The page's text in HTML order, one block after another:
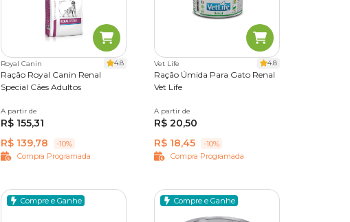
Royal Canin 4.8
Ração Royal Canin Renal
Special Cães Adultos
2kg
A partir de
R$ 155,31
R$ 139,78
-10%
Compra Programada
Vet Life 4.8
Ração Úmida Para Gato Renal
Vet Life
85 g
A partir de
R$ 20,50
R$ 18,45
-10%
Compra Programada
Compre e Ganhe Compre e Ganhe